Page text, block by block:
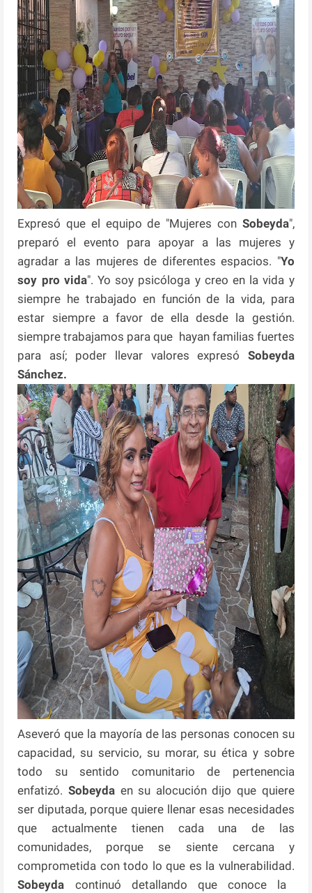
Expresó que el equipo de "Mujeres con Sobeyda",
preparó el evento para apoyar a las mujeres y
agradar a las mujeres de diferentes espacios. "Yo
soy pro vida". Yo soy psicóloga y creo en la vida y
siempre he trabajado en función de la vida, para
estar siempre a favor de ella desde la gestión.
siempre trabajamos para que hayan familias fuertes
para así; poder llevar valores expresó Sobeyda
Sánchez.
Aseveró que la mayoría de las personas conocen su
capacidad, su servicio, su morar, su ética y sobre
todo su sentido comunitario de pertenencia
enfatizó.Sobeyda en su alocución dijo que quiere
ser diputada, porque quiere llenar esas necesidades
que actualmente tienen cada una de las
comunidades, porque se siente cercana y
comprometida con todo lo que es la vulnerabilidad.
Sobeyda continuó detallando que conoce la